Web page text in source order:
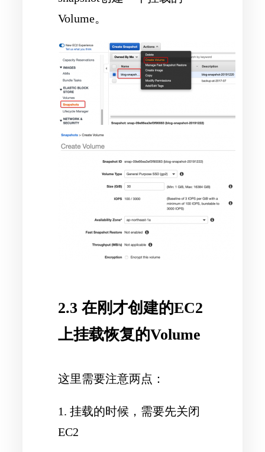
Volume。
2.3 在刚才创建的EC2
上挂载恢复的Volume
这里需要注意两点：
1. 挂载的时候，需要先关闭
EC2